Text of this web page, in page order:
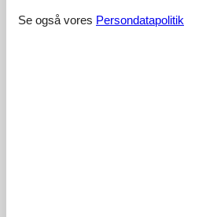
Faciliteter:
Se også vores Persondatapolitik